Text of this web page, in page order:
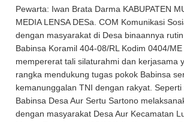
Pewarta: Iwan Brata Darma KABUPATEN
MEDIA LENSA DESa. COM Komunikasi
dengan masyarakat di Desa binaannya
Babinsa Koramil 404-08/RL Kodim 0404/
mempererat tali silaturahmi dan kerjasama
rangka mendukung tugas pokok Babinsa
kemanunggalan TNI dengan rakyat. Seperti
Babinsa Desa Aur Sertu Sartono
dengan masyarakat Desa Aur Kecamatan